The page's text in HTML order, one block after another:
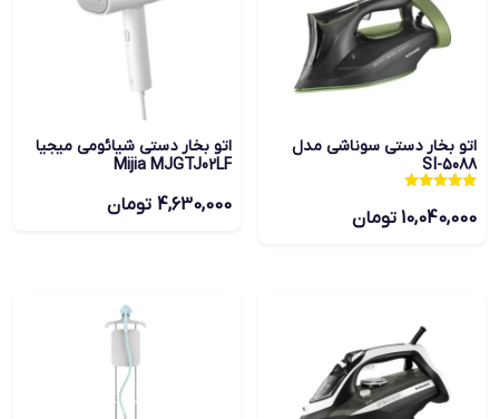
اتو بخار دستی سوناشی مدل
SI-5088
5.00
از 5
10,040,000 تومان
اتو بخار دستی شیائومی میجیا
Mijia MJGTJ02LF
4,630,000 تومان